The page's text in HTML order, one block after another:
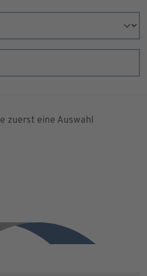
zuerst eine Auswahl